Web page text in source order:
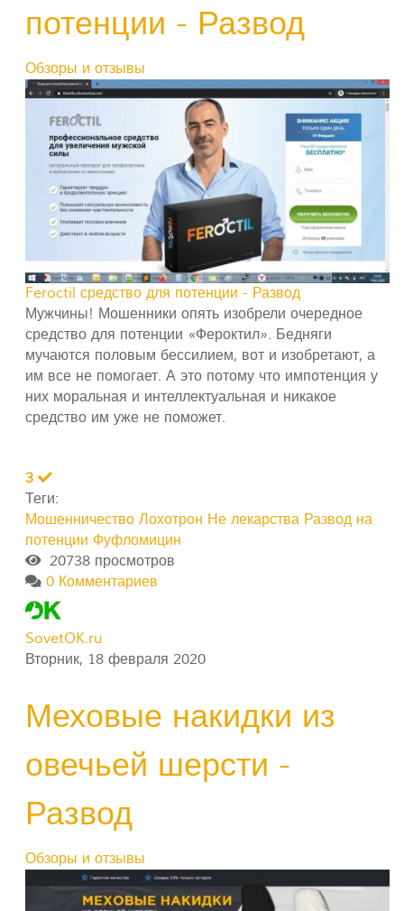
потенции - Развод
Обзоры и отзывы
Feroctil средство для потенции - Развод
Мужчины! Мошенники опять изобрели очередное
средство для потенции «Фероктил». Бедняги
мучаются половым бессилием, вот и изобретают, а
им все не помогает. А это потому что импотенция у
них моральная и интеллектуальная и никакое
средство им уже не поможет.
3
Теги:
Мошенничество Лохотрон Не лекарства Развод на
потенции Фуфломицин
20738 просмотров
0 Комментариев
SovetOK.ru
Вторник, 18 февраля 2020
Меховые накидки из
овечьей шерсти -
Развод
Обзоры и отзывы